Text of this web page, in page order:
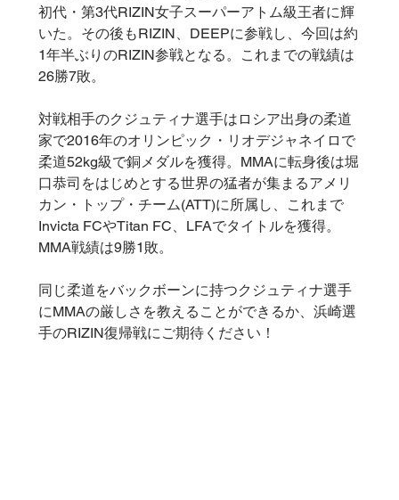
初代・第3代RIZIN女子スーパーアトム級王者に輝
いた。その後もRIZIN、DEEPに参戦し、今回は約
1年半ぶりのRIZIN参戦となる。これまでの戦績は
26勝7敗。
対戦相手のクジュティナ選手はロシア出身の柔道
家で2016年のオリンピック・リオデジャネイロで
柔道52kg級で銅メダルを獲得。MMAに転身後は堀
口恭司をはじめとする世界の猛者が集まるアメリ
カン・トップ・チーム(ATT)に所属し、これまで
Invicta FCやTitan FC、LFAでタイトルを獲得。
MMA戦績は9勝1敗。
同じ柔道をバックボーンに持つクジュティナ選手
にMMAの厳しさを教えることができるか、浜崎選
手のRIZIN復帰戦にご期待ください！